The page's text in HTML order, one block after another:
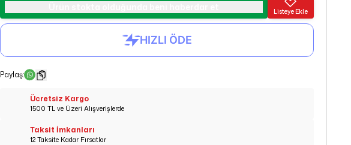
Listeye Ekle
Paylaş:
Ücretsiz Kargo
1500 TL ve Üzeri Alışverişlerde
Taksit İmkanları
12 Taksite Kadar Fırsatlar